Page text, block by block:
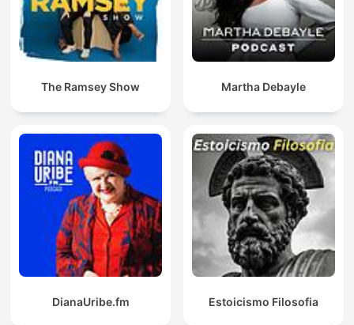
The Ramsey Show Martha Debayle
DianaUribe.fm Estoicismo Filosofia